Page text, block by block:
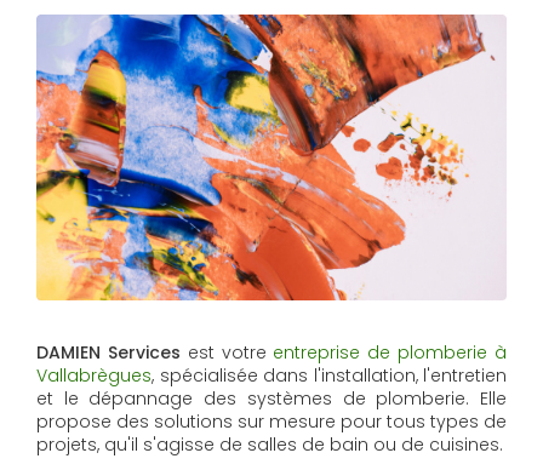
DAMIEN Services est votre entreprise de plomberie à
Vallabrègues, spécialisée dans l'installation, l'entretien
et le dépannage des systèmes de plomberie. Elle
propose des solutions sur mesure pour tous types de
projets, qu'il s'agisse de salles de bain ou de cuisines.